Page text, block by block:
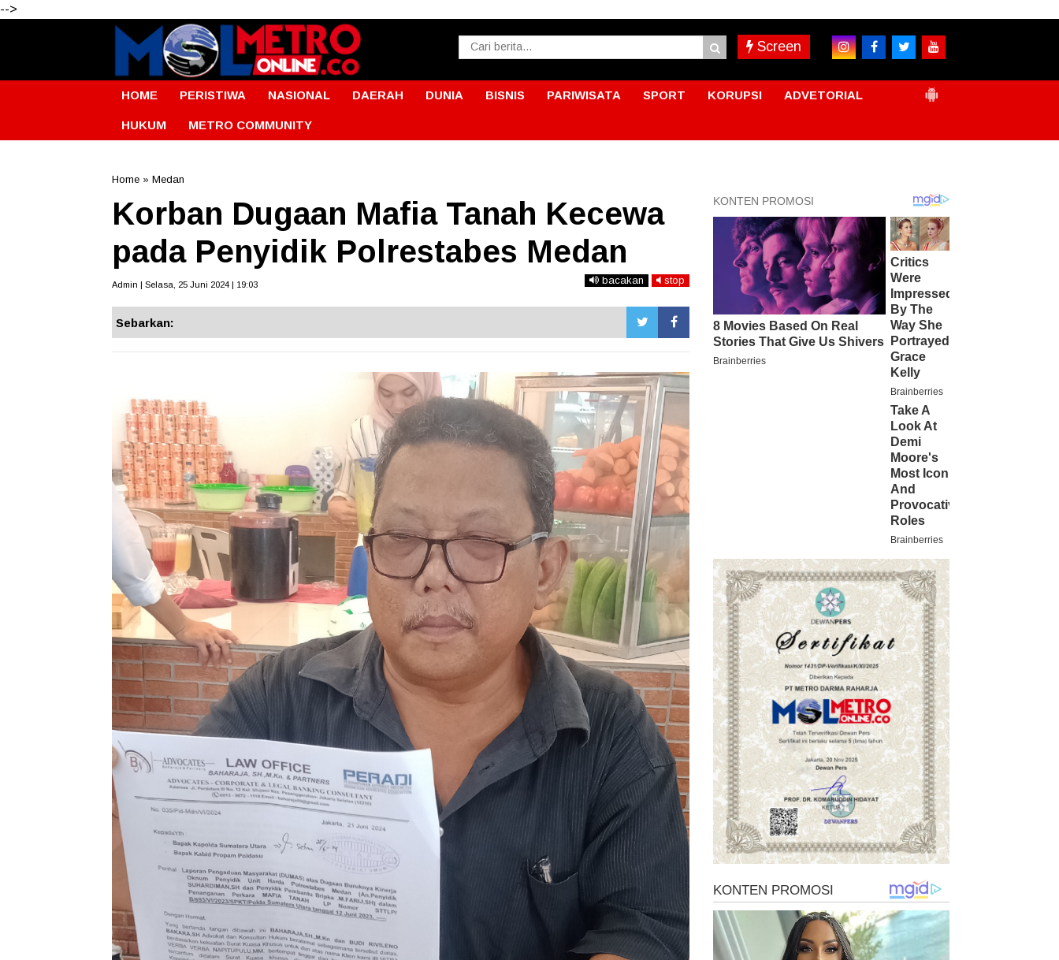
-->
Screen
HOME PERISTIWA NASIONAL DAERAH DUNIA BISNIS PARIWISATA SPORT KORUPSI ADVETORIAL
HUKUM METRO COMMUNITY
Home » Medan
Korban Dugaan Mafia Tanah Kecewa
pada Penyidik Polrestabes Medan
Admin | Selasa, 25 Juni 2024 | 19:03 bacakan stop
Sebarkan: